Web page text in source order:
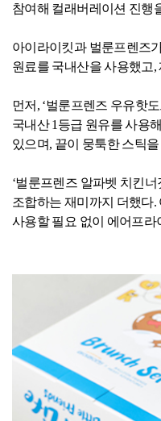
참여해 컬래버레이션 진행
아이라이킷과 벌룬프렌즈
원료를 국내산을 사용했고,
먼저 , ‘벌룬프렌즈 우유핫
국내산1 등급 원유를 사용
있으며, 끝이 뭉툭한 스틱
‘벌룬프렌즈 알파벳 치킨
조합하는 재미까지 더했다.
사용할 필요 없이 에어프